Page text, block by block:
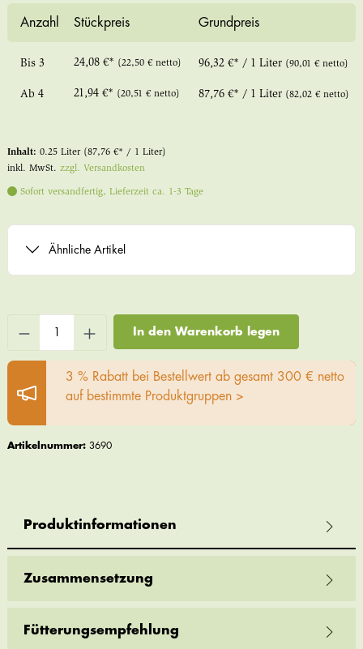
Anzahl Stückpreis Grundpreis
Bis 3 24,08 €* (22,50 € netto) 96,32 €* / 1 Liter (90,01 € netto)
Ab 4 21,94 €* (20,51 € netto) 87,76 €* / 1 Liter (82,02 € netto)
Inhalt: 0.25 Liter (87,76 €* / 1 Liter)
inkl. MwSt. zzgl. Versandkosten
Sofort versandfertig, Lieferzeit ca. 1-3 Tage
Ähnliche Artikel
In den Warenkorb legen
3 % Rabatt bei Bestellwert ab gesamt 300 € netto
auf bestimmte Produktgruppen >
Artikelnummer: 3690
Produktinformationen
Zusammensetzung
Fütterungsempfehlung